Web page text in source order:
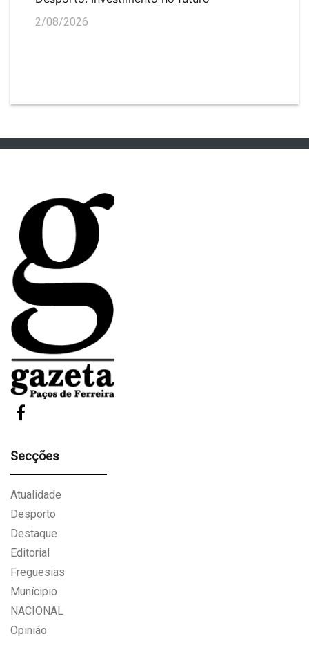
2/08/2026
Secções
Atualidade
Desporto
Destaque
Editorial
Freguesias
Munícipio
NACIONAL
Opinião